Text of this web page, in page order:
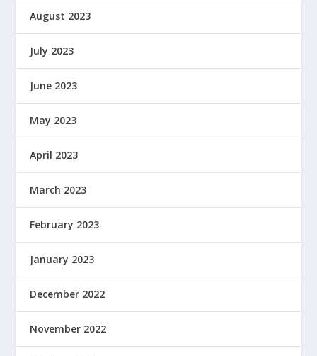
August 2023
July 2023
June 2023
May 2023
April 2023
March 2023
February 2023
January 2023
December 2022
November 2022